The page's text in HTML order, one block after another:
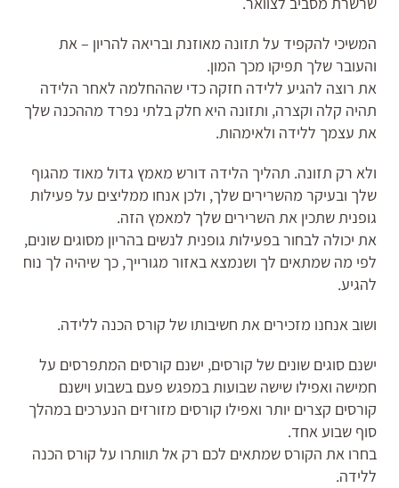
המשיכי להקפיד על תזונה מאוזנת ובריאה להריון – את
והעובר שלך תפיקו מכך המון.
את רוצה להגיע ללידה חזקה כדי שההחלמה לאחר הלידה
תהיה קלה וקצרה, ותזונה היא חלק בלתי נפרד מההכנה שלך
את עצמך ללידה ולאימהות.
ולא רק תזונה. תהליך הלידה דורש מאמץ גדול מאוד מהגוף
שלך ובעיקר מהשרירים שלך, ולכן אנחו ממליצים על פעילות
גופנית שתכין את השרירים שלך למאמץ הזה.
את יכולה לבחור בפעילות גופנית לנשים בהריון מסוגים שונים,
לפי מה שמתאים לך ושנמצא באזור מגורייך, כך שיהיה לך נוח
להגיע.
ושוב אנחנו מזכירים את חשיבותו של קורס הכנה ללידה.
ישנם סוגים שונים של קורסים, ישנם קורסים המתפרסים על
חמישה ואפילו שישה שבועות במפגש פעם בשבוע וישנם
קורסים קצרים יותר ואפילו קורסים מזורזים הנערכים במהלך
סוף שבוע אחד.
בחרו את הקורס שמתאים לכם רק אל תוותרו על קורס הכנה
ללידה.